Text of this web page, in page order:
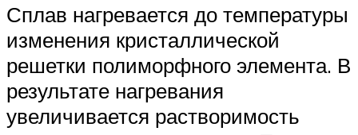
Сплав нагревается до температуры
изменения кристаллической
решетки полиморфного элемента. В
результате нагревания
увеличивается растворимость